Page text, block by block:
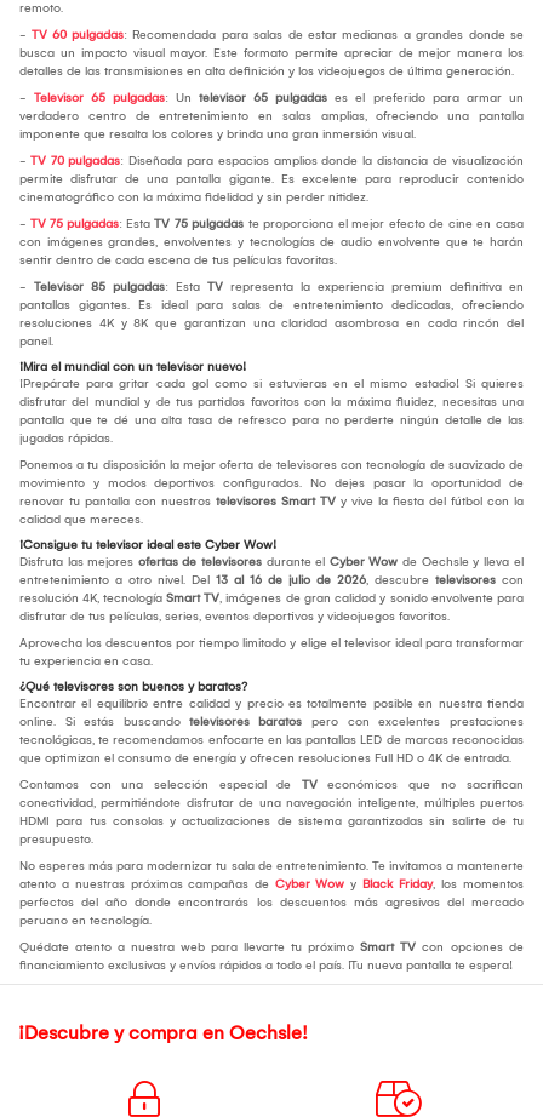
remoto.
- TV 60 pulgadas: Recomendada para salas de estar medianas a grandes donde se
busca un impacto visual mayor. Este formato permite apreciar de mejor manera los
detalles de las transmisiones en alta definición y los videojuegos de última generación.
- Televisor 65 pulgadas: Un televisor 65 pulgadas es el preferido para armar un
verdadero centro de entretenimiento en salas amplias, ofreciendo una pantalla
imponente que resalta los colores y brinda una gran inmersión visual.
- TV 70 pulgadas: Diseñada para espacios amplios donde la distancia de visualización
permite disfrutar de una pantalla gigante. Es excelente para reproducir contenido
cinematográfico con la máxima fidelidad y sin perder nitidez.
- TV 75 pulgadas: Esta TV 75 pulgadas te proporciona el mejor efecto de cine en casa
con imágenes grandes, envolventes y tecnologías de audio envolvente que te harán
sentir dentro de cada escena de tus películas favoritas.
- Televisor 85 pulgadas: Esta TV representa la experiencia premium definitiva en
pantallas gigantes. Es ideal para salas de entretenimiento dedicadas, ofreciendo
resoluciones 4K y 8K que garantizan una claridad asombrosa en cada rincón del
panel.
¡Mira el mundial con un televisor nuevo!
¡Prepárate para gritar cada gol como si estuvieras en el mismo estadio! Si quieres
disfrutar del mundial y de tus partidos favoritos con la máxima fluidez, necesitas una
pantalla que te dé una alta tasa de refresco para no perderte ningún detalle de las
jugadas rápidas.
Ponemos a tu disposición la mejor oferta de televisores con tecnología de suavizado de
movimiento y modos deportivos configurados. No dejes pasar la oportunidad de
renovar tu pantalla con nuestros televisores Smart TV y vive la fiesta del fútbol con la
calidad que mereces.
¡Consigue tu televisor ideal este Cyber Wow!
Disfruta las mejores ofertas de televisores durante el Cyber Wow de Oechsle y lleva el
entretenimiento a otro nivel. Del 13 al 16 de julio de 2026, descubre televisores con
resolución 4K, tecnología Smart TV, imágenes de gran calidad y sonido envolvente para
disfrutar de tus películas, series, eventos deportivos y videojuegos favoritos.
Aprovecha los descuentos por tiempo limitado y elige el televisor ideal para transformar
tu experiencia en casa.
¿Qué televisores son buenos y baratos?
Encontrar el equilibrio entre calidad y precio es totalmente posible en nuestra tienda
online. Si estás buscando televisores baratos pero con excelentes prestaciones
tecnológicas, te recomendamos enfocarte en las pantallas LED de marcas reconocidas
que optimizan el consumo de energía y ofrecen resoluciones Full HD o 4K de entrada.
Contamos con una selección especial de TV económicos que no sacrifican
conectividad, permitiéndote disfrutar de una navegación inteligente, múltiples puertos
HDMI para tus consolas y actualizaciones de sistema garantizadas sin salirte de tu
presupuesto.
No esperes más para modernizar tu sala de entretenimiento. Te invitamos a mantenerte
atento a nuestras próximas campañas de Cyber Wow y Black Friday, los momentos
perfectos del año donde encontrarás los descuentos más agresivos del mercado
peruano en tecnología.
Quédate atento a nuestra web para llevarte tu próximo Smart TV con opciones de
financiamiento exclusivas y envíos rápidos a todo el país. ¡Tu nueva pantalla te espera!
¡Descubre y compra en Oechsle!